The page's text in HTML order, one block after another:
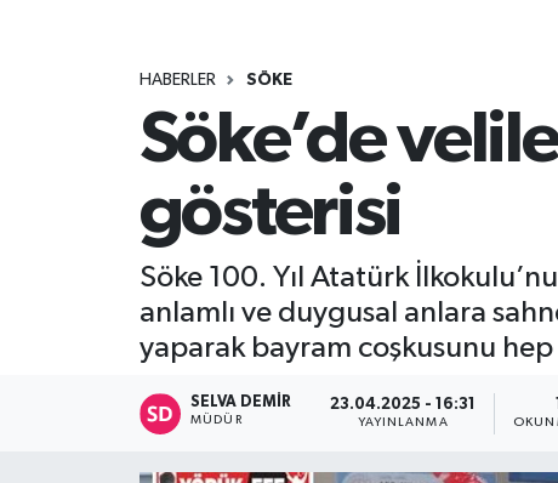
HABERLER SÖKE
Söke’de
gösterisi
Söke 100. Yıl Atatürk
anlamlı ve duygusal anlara
yaparak bayram coşkusunu hep
SELVA DEMIR
MÜDÜR
23.04.2025 - 16:31
YAYINLANMA